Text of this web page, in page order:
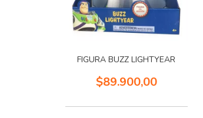
FIGURA BUZZ LIGHTYEAR
$89.900,00